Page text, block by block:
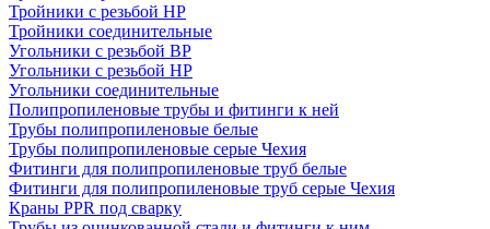
Тройники с резьбой НР
Тройники соединительные
Угольники с резьбой ВР
Угольники с резьбой НР
Угольники соединительные
Полипропиленовые трубы и фитинги к ней
Трубы полипропиленовые белые
Трубы полипропиленовые серые Чехия
Фитинги для полипропиленовые труб белые
Фитинги для полипропиленовые труб серые Чехия
Краны PPR под сварку